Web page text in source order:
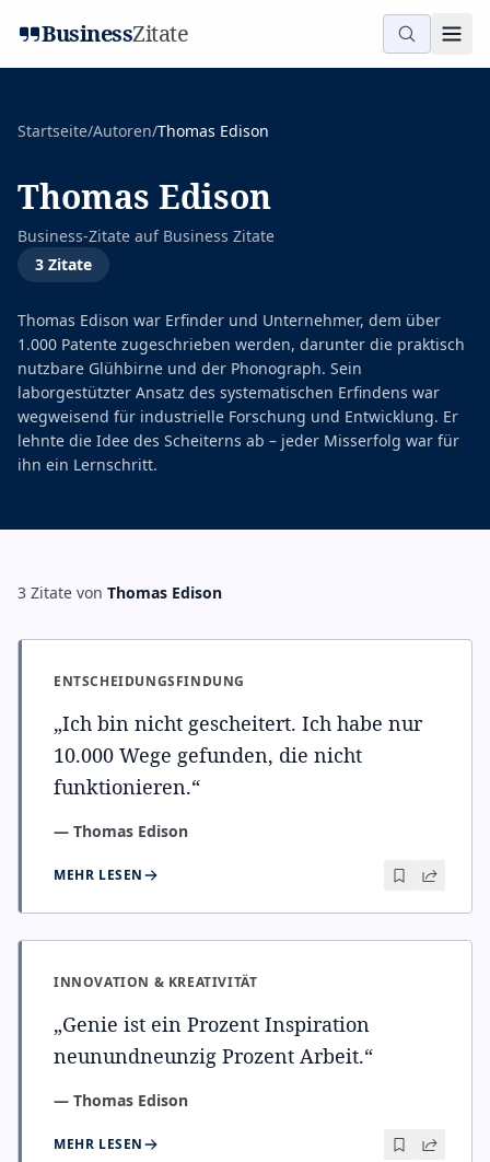
BusinessZitate
Startseite/Autoren/Thomas Edison
Thomas Edison
Business-Zitate auf Business Zitate
3 Zitate
Thomas Edison war Erfinder und Unternehmer, dem über
1.000 Patente zugeschrieben werden, darunter die praktisch
nutzbare Glühbirne und der Phonograph. Sein
laborgestützter Ansatz des systematischen Erfindens war
wegweisend für industrielle Forschung und Entwicklung. Er
lehnte die Idee des Scheiterns ab – jeder Misserfolg war für
ihn ein Lernschritt.
3 Zitate von Thomas Edison
ENTSCHEIDUNGSFINDUNG
„Ich bin nicht gescheitert. Ich habe nur
10.000 Wege gefunden, die nicht
funktionieren.“
— Thomas Edison
MEHR LESEN
INNOVATION & KREATIVITÄT
„Genie ist ein Prozent Inspiration
neunundneunzig Prozent Arbeit.“
— Thomas Edison
MEHR LESEN